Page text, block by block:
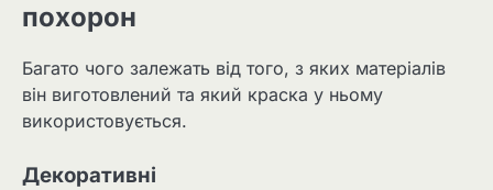
похорон
Багато чого залежать від того, з яких матеріалів
він виготовлений та який краска у ньому
використовується.
Декоративні